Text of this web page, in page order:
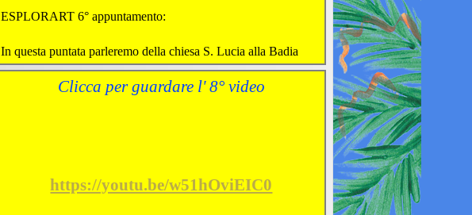
ESPLORART 6° appuntamento:
In questa puntata parleremo della chiesa S. Lucia alla Badia
Clicca per guardare l' 8° video
https://youtu.be/w51hOviEIC0